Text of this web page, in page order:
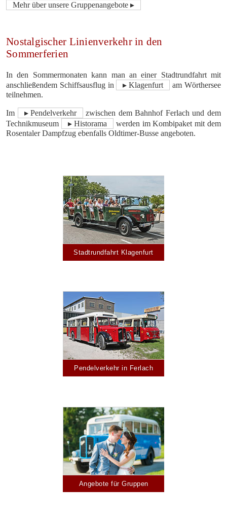
Mehr über unsere Gruppenangebote ▸
Nostalgischer Linienverkehr in den
Sommerferien
In den Sommermonaten kann man an einer Stadtrundfahrt mit
anschließendem Schiffsausflug in
▸ Klagenfurt
am Wörthersee
teilnehmen.
Im ▸ Pendelverkehr
zwischen dem Bahnhof Ferlach und dem
Technikmuseum
▸ Historama
werden im Kombipaket mit dem
Rosentaler Dampfzug ebenfalls Oldtimer-Busse angeboten.
Stadtrundfahrt Klagenfurt
Pendelverkehr in Ferlach
Angebote für Gruppen